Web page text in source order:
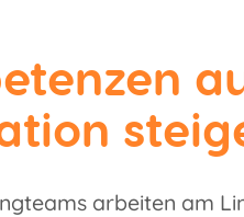
arbeiten am